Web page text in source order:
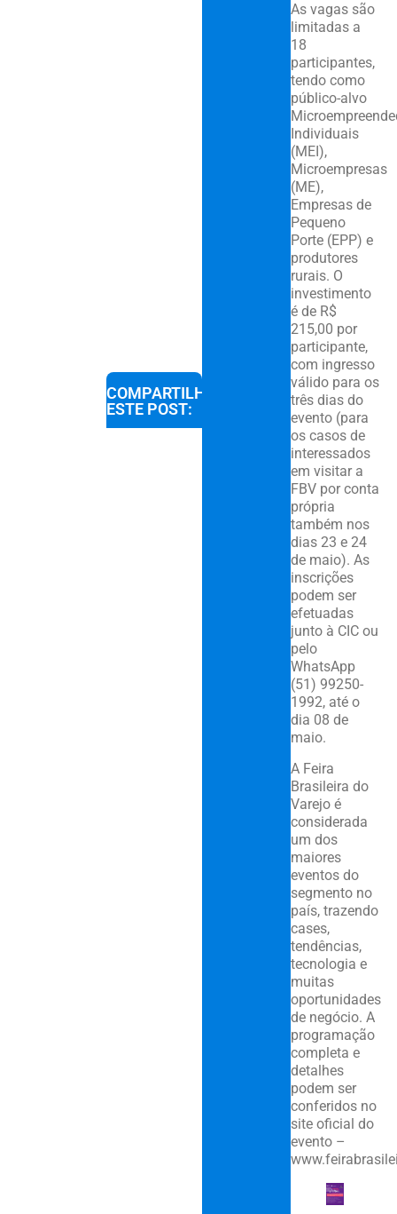
COMPARTILHE
ESTE POST:
As vagas são
limitadas a
18
participantes,
tendo como
público-alvo
Individuais
(MEI),
Microempresas
(ME),
Empresas de
Pequeno
Porte (EPP) e
produtores
rurais. O
investimento
é de R$
215,00 por
participante,
com ingresso
válido para os
três dias do
evento (para
os casos de
interessados
em visitar a
FBV por conta
própria
também nos
dias 23 e 24
de maio). As
inscrições
podem ser
efetuadas
junto à CIC ou
pelo
WhatsApp
(51) 99250-
1992, até o
dia 08 de
maio.
A Feira
Brasileira do
Varejo é
considerada
um dos
maiores
eventos do
segmento no
país, trazendo
cases,
tendências,
tecnologia e
muitas
oportunidades
de negócio. A
programação
completa e
detalhes
podem ser
conferidos no
site oficial do
evento –